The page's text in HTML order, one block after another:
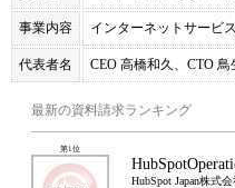
事業内容 インターネットサービ
代表者名 CEO 高橋和久、CTO 鳥
最新の資料請求ランキング
第1位
HubSpot Japan株式